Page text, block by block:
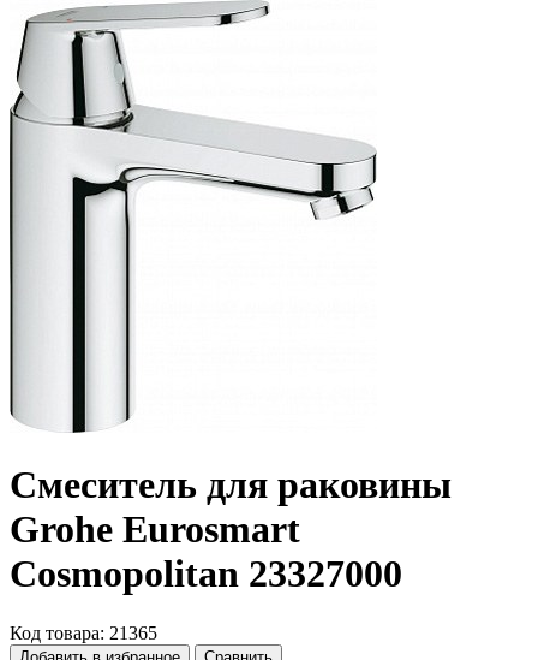
Смеситель для раковины
Grohe Eurosmart
Cosmopolitan 23327000
Код товара: 21365